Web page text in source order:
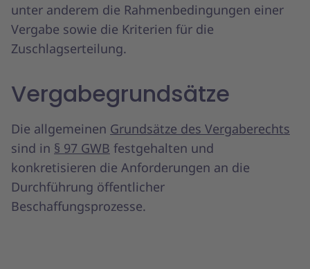
unter anderem die Rahmenbedingungen einer
Vergabe sowie die Kriterien für die
Zuschlagserteilung.
Vergabegrundsätze
Die allgemeinen Grundsätze des Vergaberechts
sind in § 97 GWB festgehalten und
konkretisieren die Anforderungen an die
Durchführung öffentlicher
Beschaffungsprozesse.